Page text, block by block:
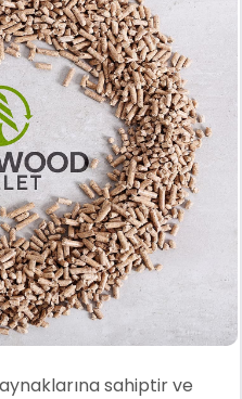
sahiptir ve